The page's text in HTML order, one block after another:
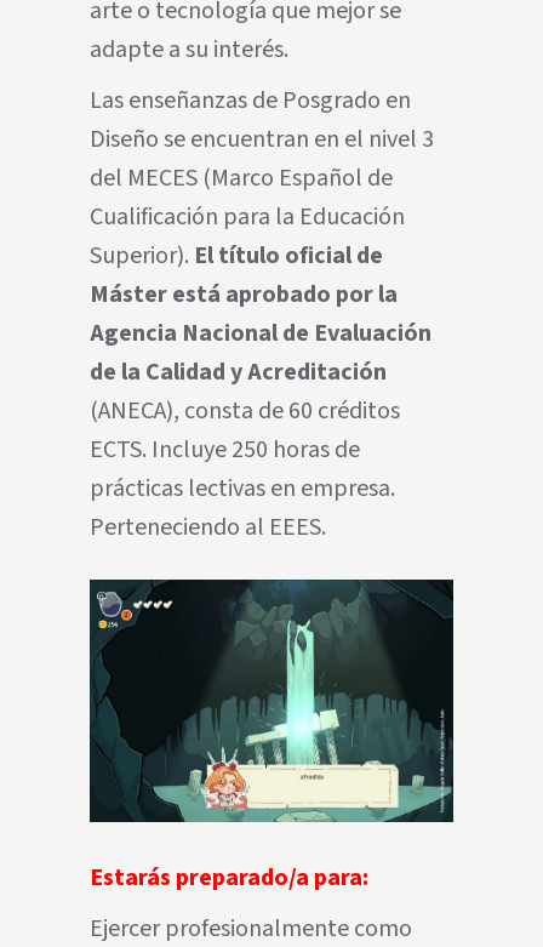
arte o tecnología que mejor se
adapte a su interés.
Las enseñanzas de Posgrado en
Diseño se encuentran en el nivel 3
del MECES (Marco Español de
Cualificación para la Educación
Superior). El título oficial de
Máster está aprobado por la
Agencia Nacional de Evaluación
de la Calidad y Acreditación
(ANECA), consta de 60 créditos
ECTS. Incluye 250 horas de
prácticas lectivas en empresa.
Perteneciendo al EEES.
Estarás preparado/a para:
Ejercer profesionalmente como